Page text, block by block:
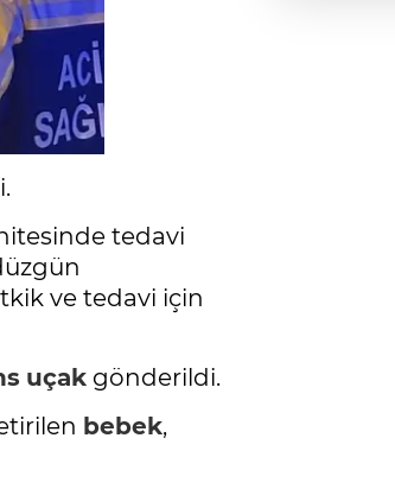
tedavi
ve tedavi için
uçak gönderildi.
bebek,